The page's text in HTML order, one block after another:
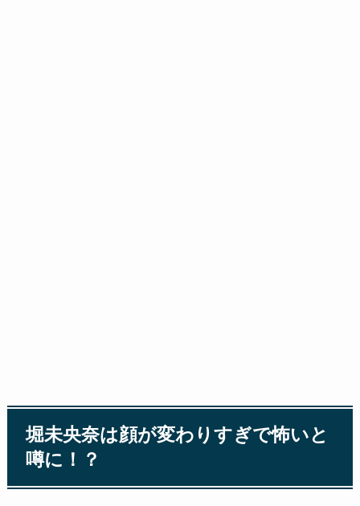
堀未央奈は顔が変わりすぎで怖いと
噂に！？